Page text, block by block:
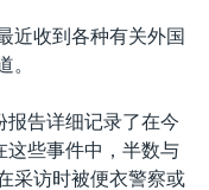
近收到各种有关外国
。
报告详细记录了在今
这些事件中，半数与
采访时被便衣警察或